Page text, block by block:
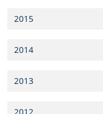
2015
2014
2013